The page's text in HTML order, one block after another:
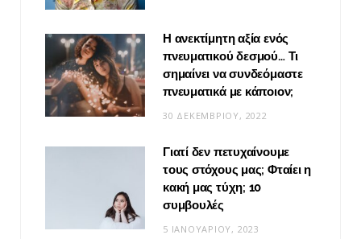
Η ανεκτίμητη αξία ενός
πνευματικού δεσμού… Τι
σημαίνει να συνδεόμαστε
πνευματικά με κάποιον;
30 ΔΕΚΕΜΒΡΊΟΥ, 2022
Γιατί δεν πετυχαίνουμε
τους στόχους μας; Φταίει η
κακή μας τύχη; 10
συμβουλές
5 ΙΑΝΟΥΑΡΊΟΥ, 2023